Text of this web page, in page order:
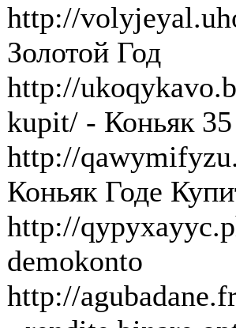
http://
Золотой Год
http://
kupit/ - Коньяк
http://
Коньяк Годе
http://
demokonto
http://